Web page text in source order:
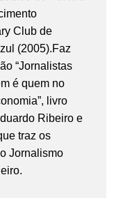
Club de
(2005).Faz
“Jornalistas
é quem no
livro
Ribeiro e
traz os
Jornalismo